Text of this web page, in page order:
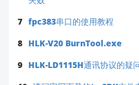
7 fpc383串口的使用教程
8 HLK-V20 BurnTool.exe
9 HLK-LD1115H通讯协议的疑